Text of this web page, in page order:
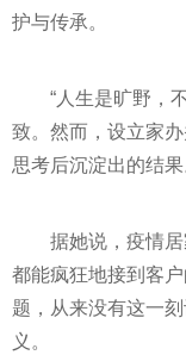
护与传承。
“人生是旷野，
致。然而，设立家
思考后沉淀出的结果
据她说，疫情
都能疯狂地接到客
题，从来没有这一
义。